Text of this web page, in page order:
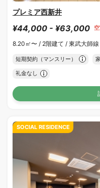
プレミア西新井
¥44,000 - ¥63,000
8.20㎡〜 / 2階建て / 東武大師
短期契約（マンスリー）
礼金なし
SOCIAL RESIDENCE